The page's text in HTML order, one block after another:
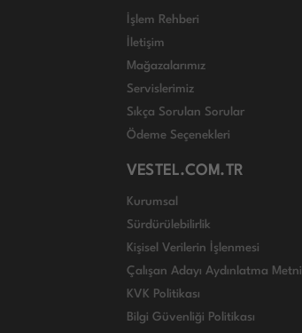
İşlem Rehberi
İletişim
Mağazalarımız
Servislerimiz
Sıkça Sorulan Sorular
Ödeme Seçenekleri
VESTEL.COM.TR
Kurumsal
Sürdürülebilirlik
Kişisel Verilerin İşlenmesi
Çalışan Adayı Aydınlatma Metni
KVK Politikası
Bilgi Güvenliği Politikası